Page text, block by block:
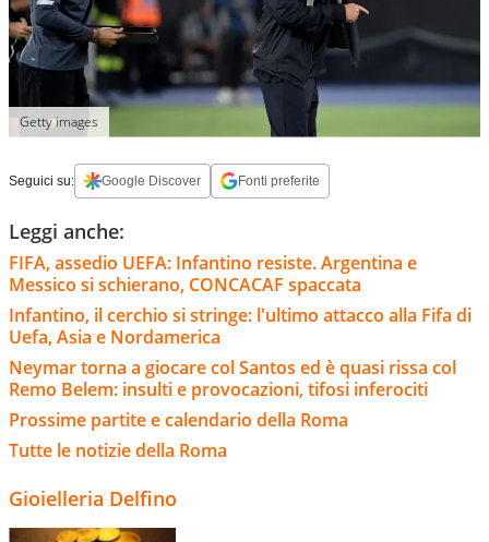
Getty images
Seguici su: Google Discover Fonti preferite
Leggi anche:
FIFA, assedio UEFA: Infantino resiste. Argentina e
Messico si schierano, CONCACAF spaccata
Infantino, il cerchio si stringe: l'ultimo attacco alla Fifa di
Uefa, Asia e Nordamerica
Neymar torna a giocare col Santos ed è quasi rissa col
Remo Belem: insulti e provocazioni, tifosi inferociti
Prossime partite e calendario della Roma
Tutte le notizie della Roma
Gioielleria Delfino